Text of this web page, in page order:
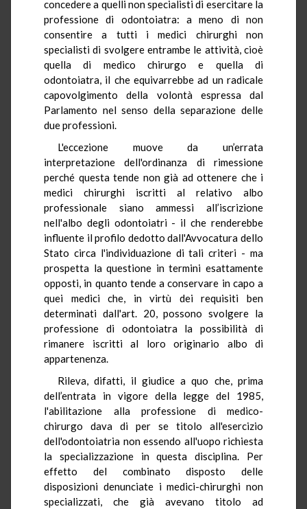
concedere a quelli non specialisti di esercitare la
professione di odontoiatra: a meno di non
consentire a tutti i medici chirurghi non
specialisti di svolgere entrambe le attività, cioè
quella di medico chirurgo e quella di
odontoiatra, il che equivarrebbe ad un radicale
capovolgimento della volontà espressa dal
Parlamento nel senso della separazione delle
due professioni.
L'eccezione muove da un’errata
interpretazione dell'ordinanza di rimessione
perché questa tende non già ad ottenere che i
medici chirurghi iscritti al relativo albo
professionale siano ammessi all’iscrizione
nell'albo degli odontoiatri - il che renderebbe
influente il profilo dedotto dall'Avvocatura dello
Stato circa l'individuazione di tali criteri - ma
prospetta la questione in termini esattamente
opposti, in quanto tende a conservare in capo a
quei medici che, in virtù dei requisiti ben
determinati dall'art. 20, possono svolgere la
professione di odontoiatra la possibilità di
rimanere iscritti al loro originario albo di
appartenenza.
Rileva, difatti, il giudice a quo che, prima
dell’entrata in vigore della legge del 1985,
l'abilitazione alla professione di medico-
chirurgo dava di per se titolo all'esercizio
dell'odontoiatria non essendo all'uopo richiesta
la specializzazione in questa disciplina. Per
effetto del combinato disposto delle
disposizioni denunciate i medici-chirurghi non
specializzati, che già avevano titolo ad